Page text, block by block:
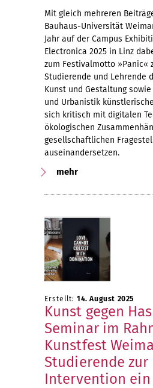
Mit gleich mehreren
Bauhaus-Universität
Jahr auf der Campus
Electronica 2025 in Linz
zum Festivalmotto »Panic«
Studierende und Lehrende
Kunst und Gestaltung
und Urbanistik
sich kritisch mit digitalen
ökologischen
gesellschaftlichen
auseinandersetzen.
mehr
Erstellt: 14. August 2025
Kunst gegen
Seminar im
Kunstfest
Studierende zur
Intervention ein